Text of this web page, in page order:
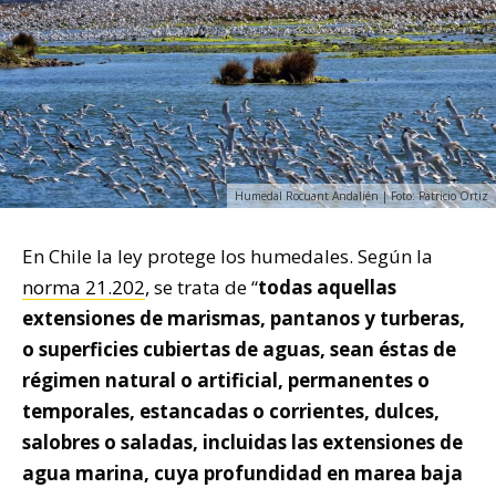
Humedal Rocuant Andalién | Foto: Patricio Ortiz
En Chile la ley protege los humedales. Según la
norma 21.202, se trata de “todas aquellas
extensiones de marismas, pantanos y turberas,
o superficies cubiertas de aguas, sean éstas de
régimen natural o artificial, permanentes o
temporales, estancadas o corrientes, dulces,
salobres o saladas, incluidas las extensiones de
agua marina, cuya profundidad en marea baja